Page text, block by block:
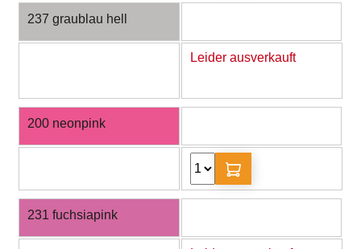
237 graublau hell
Leider ausverkauft
200 neonpink
231 fuchsiapink